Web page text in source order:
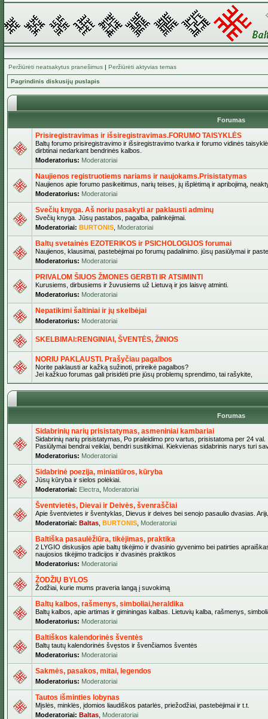
Peržiūrėti neatsakytus pranešimus | Peržiūrėti aktyvias temas
Pagrindinis diskusijų puslapis
Forumas
Prisiregistravimas ir išsiregistravimas.FORUMO TAISYKLĖS
Baltų forumo prisiregistravimo ir išsiregistravimo tvarka ir forumo vidinės
dirbtinai nedarkant bendrinės kalbos.
Moderatorius: Moderatoriai
Naujienos registruotiems nariams ir naujokams.Prisistatymas
Naujienos apie forumo pasikeitimus, narių teises, jų išplėtimą ir apribojimą,
Moderatorius: Moderatoriai
Svečių knyga. Aš noriu pasakyti ar paklausti adminų
Svečių knyga. Jūsų pastabos, pagalba, palinkėjimai.
Moderatoriai: BURTONIS Moderatoriai
Baltų svetainės EZOTERIKOS ir PSICHOLOGIJOS forumai
Naujienos, klausimai, pastebėjimai po forumų padalinimo. jūsų pasiūlymai ir
Moderatorius: Moderatoriai
PRIVALOM ŠIUOS ŽMONES GERBTI IR ATSIMINTI
Kurusiems, dirbusiems ir žuvusiems už Lietuvą ir jos laisvę atminti.
Moderatorius: Moderatoriai
Nepatikimi šaltiniai ir jų skelbėjai
Moderatorius: Moderatoriai
SKELBIMAI:RENGINIAI, ŠVENTĖS, ŽINIOS
NORIU PAKLAUSTI. Prašyčiau pagalbos
Norite paklausti ar kažką sužinoti, prireikė pagalbos?
Jei kažkuo forumas gali prisidėti prie jūsų problemų sprendimo, tai rašykite,
Forumas
Sidabrinių narių prisistatymas, asmeniniai kambariai
Sidabrinių narių prisistatymas, Po praleidimo pro vartus, prisistatoma per 24 val.
Pasiūlymai bendrai veiklai, bendri susitikimai. Kiekvienas sidabrinis narys turi
Moderatorius: Moderatoriai
Sidabrinė poezija, miniatiūros, kūryba
Jūsų kūryba ir sielos polėkiai.
Moderatoriai: Electra Moderatoriai
Šventvietės, Dievai ir Deivės, švenraščiai
Apie šventvietes ir šventyklas, Dievus ir deives bei senojo pasaulio dvasias.
Moderatoriai: Baltas BURTONIS Moderatoriai
Baltiška pasaulėžiūra, tikėjimas, praktika
2 LYGIO diskusijos apie baltų tikėjimo ir dvasinio gyvenimo bei patirties
naujosios tikėjimo tradicijos ir dvasinės praktikos
Moderatorius: Moderatoriai
ŽODŽIŲ BYLOS
Žodžiai, kurie mums praveria langą į suvokimą
Baltų kalbos, rašmenys, simboliai,heraldika
Baltų kalbos, apie artimas ir giminingas kalbas. Lietuvių kalba, rašmenys,
Moderatorius: Moderatoriai
Baltiškos kalendorinės šventės
Baltų tautų kalendorinės švęstos ir švenčiamos šventės
Moderatorius: Moderatoriai
Sakmės, pasakos, mitai, legendos
Moderatorius: Moderatoriai
Tautos išminties lobynas
Mįslės, minklės, įdomios liaudiškos patarlės, priežodžiai, pastebėjimai ir t.t.
Moderatoriai: Baltas Moderatoriai